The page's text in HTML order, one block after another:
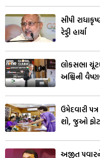
સીપી
રેડ્ડી હાર્યા
લોકસભા
અશ્વિની
ઉમેદવારી
શો, જુઓ
અજીત